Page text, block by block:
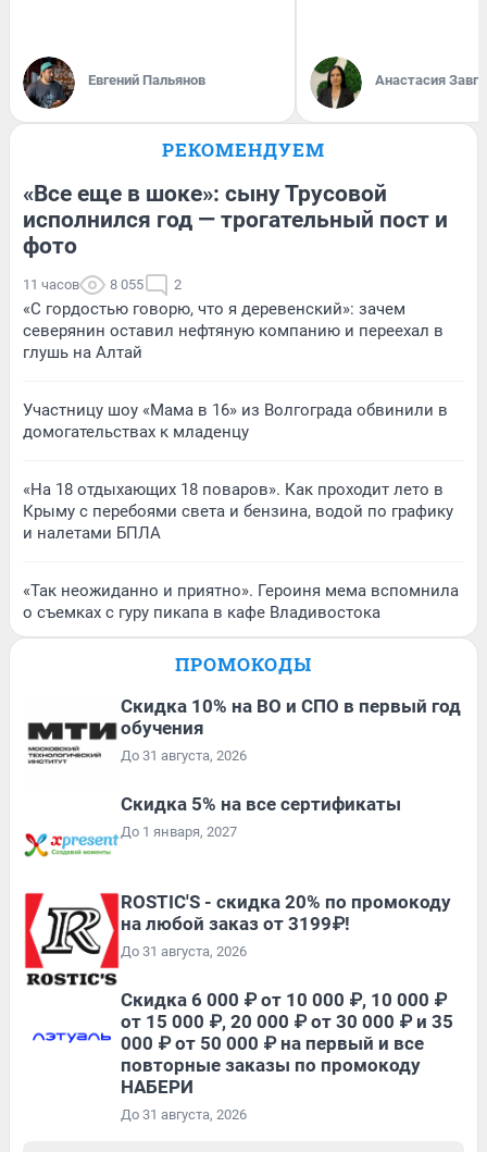
Евгений Пальянов Анастасия
РЕКОМЕНДУЕМ
«Все еще в шоке»: сыну Трусовой
исполнился год — трогательный пост и
фото
11 часов 8 055 2
«С гордостью говорю, что я деревенский»: зачем
северянин оставил нефтяную компанию и переехал в
глушь на Алтай
Участницу шоу «Мама в 16» из Волгограда обвинили в
домогательствах к младенцу
«На 18 отдыхающих 18 поваров». Как проходит лето в
Крыму с перебоями света и бензина, водой по графику
и налетами БПЛА
«Так неожиданно и приятно». Героиня мема вспомнила
о съемках с гуру пикапа в кафе Владивостока
ПРОМОКОДЫ
Скидка 10% на ВО и СПО в первый год
обучения
До 31 августа, 2026
Скидка 5% на все сертификаты
До 1 января, 2027
ROSTIC'S - скидка 20% по промокоду
на любой заказ от 3199₽!
До 31 августа, 2026
Скидка 6 000 ₽ от 10 000 ₽, 10 000 ₽
от 15 000 ₽, 20 000 ₽ от 30 000 ₽ и 35
000 ₽ от 50 000 ₽ на первый и все
повторные заказы по промокоду
НАБЕРИ
До 31 августа, 2026